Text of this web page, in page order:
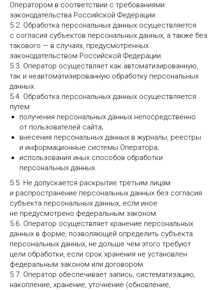
Оператором в соответствии с требованиями
законодательства Российской Федерации.
5.2. Обработка персональных данных осуществляется
с согласия субъектов персональных данных, а также без
такового — в случаях, предусмотренных
законодательством Российской Федерации.
5.3. Оператор осуществляет как автоматизированную,
так и неавтоматизированную обработку персональных
данных.
5.4. Обработка персональных данных осуществляется
путём:
получения персональных данных непосредственно
от пользователей сайта;
внесения персональных данных в журналы, реестры
и информационные системы Оператора;
использования иных способов обработки
персональных данных.
5.5. Не допускается раскрытие третьим лицам
и распространение персональных данных без согласия
субъекта персональных данных, если иное
не предусмотрено федеральным законом.
5.6. Оператор осуществляет хранение персональных
данных в форме, позволяющей определить субъекта
персональных данных, не дольше чем этого требуют
цели обработки, если срок хранения не установлен
федеральным законом или договором.
5.7. Оператор обеспечивает запись, систематизацию,
накопление, хранение, уточнение (обновление,